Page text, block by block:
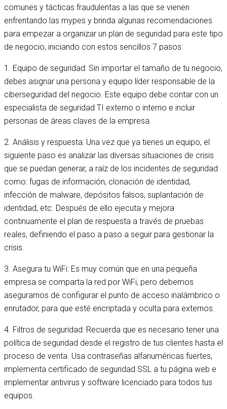
comunes y tácticas fraudulentas a las que se vienen
enfrentando las mypes y brinda algunas recomendaciones
para empezar a organizar un plan de seguridad para este tipo
de negocio, iniciando con estos sencillos 7 pasos:
1. Equipo de seguridad: Sin importar el tamaño de tu negocio,
debes asignar una persona y equipo líder responsable de la
ciberseguridad del negocio. Este equipo debe contar con un
especialista de seguridad TI externo o interno e incluir
personas de áreas claves de la empresa.
2. Análisis y respuesta: Una vez que ya tienes un equipo, el
siguiente paso es analizar las diversas situaciones de crisis
que se puedan generar, a raíz de los incidentes de seguridad
como: fugas de información, clonación de identidad,
infección de malware, depósitos falsos, suplantación de
identidad, etc. Después de ello ejecuta y mejora
continuamente el plan de respuesta a través de pruebas
reales, definiendo el paso a paso a seguir para gestionar la
crisis.
3. Asegura tu WiFi: Es muy común que en una pequeña
empresa se comparta la red por WiFi, pero debemos
asegurarnos de configurar el punto de acceso inalámbrico o
enrutador, para que esté encriptada y oculta para externos.
4. Filtros de seguridad: Recuerda que es necesario tener una
política de seguridad desde el registro de tus clientes hasta el
proceso de venta. Usa contraseñas alfanuméricas fuertes,
implementa certificado de seguridad SSL a tu página web e
implementar antivirus y software licenciado para todos tus
equipos.